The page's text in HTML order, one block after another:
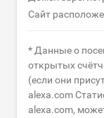
Сайт
* Данные о
открытых
(если они
alexa.com
alexa.com,